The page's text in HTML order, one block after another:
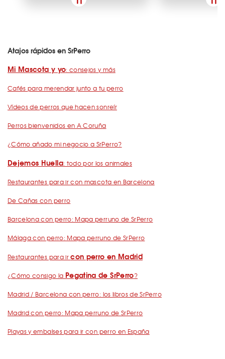
Atajos rápidos en SrPerro
Mi Mascota y yo: consejos y más
Cafés para merendar junto a tu perro
Vídeos de perros que hacen sonreír
Perros bienvenidos en A Coruña
¿Cómo añado mi negocio a SrPerro?
Dejemos Huella: todo por los animales
Restaurantes para ir con mascota en Barcelona
De Cañas con perro
Barcelona con perro: Mapa perruno de SrPerro
Málaga con perro: Mapa perruno de SrPerro
Restaurantes para ircon perro en Madrid
¿Cómo consigo la Pegatina de SrPerro?
Madrid / Barcelona con perro: los libros de SrPerro
Madrid con perro: Mapa perruno de SrPerro
Playas y embalses para ir con perro en España